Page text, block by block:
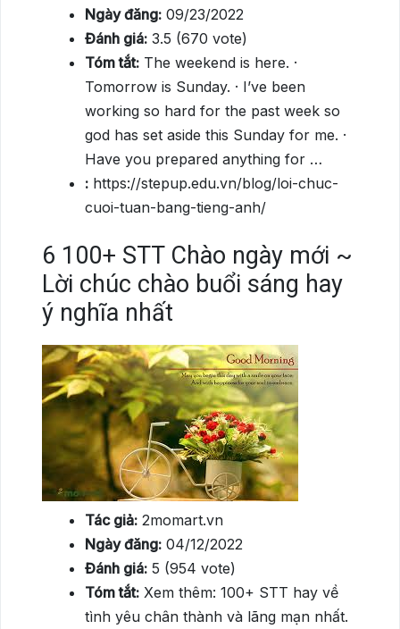
Ngày đăng: 09/23/2022
Đánh giá: 3.5 (670 vote)
Tóm tắt: The weekend is here. ·
Tomorrow is Sunday. · I’ve been
working so hard for the past week so
god has set aside this Sunday for me. ·
Have you prepared anything for …
: https://stepup.edu.vn/blog/loi-chuc-
cuoi-tuan-bang-tieng-anh/
6 100+ STT Chào ngày mới ~
Lời chúc chào buổi sáng hay
ý nghĩa nhất
Tác giả: 2momart.vn
Ngày đăng: 04/12/2022
Đánh giá: 5 (954 vote)
Tóm tắt: Xem thêm: 100+ STT hay về
tình yêu chân thành và lãng mạn nhất.